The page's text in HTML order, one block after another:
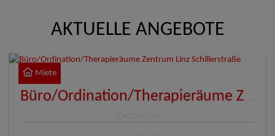
AKTUELLE ANGEBOTE
Miete